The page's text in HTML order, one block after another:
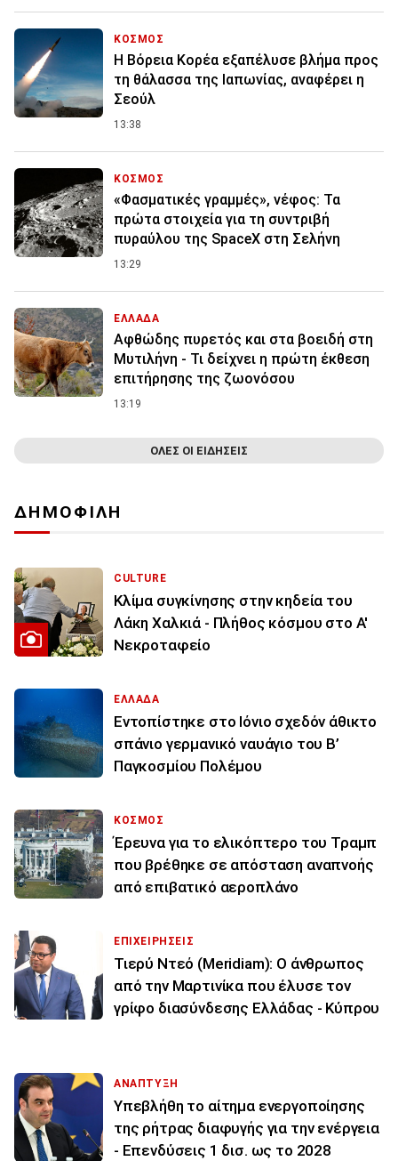
ΚΟΣΜΟΣ
Η Βόρεια Κορέα εξαπέλυσε βλήμα προς
τη θάλασσα της Ιαπωνίας, αναφέρει η
Σεούλ
13:38
ΚΟΣΜΟΣ
«Φασματικές γραμμές», νέφος: Τα
πρώτα στοιχεία για τη συντριβή
πυραύλου της SpaceX στη Σελήνη
13:29
ΕΛΛΑΔΑ
Αφθώδης πυρετός και στα βοειδή στη
Μυτιλήνη - Τι δείχνει η πρώτη έκθεση
επιτήρησης της ζωονόσου
13:19
ΟΛΕΣ ΟΙ ΕΙΔΗΣΕΙΣ
ΔΗΜΟΦΙΛΗ
CULTURE
Κλίμα συγκίνησης στην κηδεία του
Λάκη Χαλκιά - Πλήθος κόσμου στο Α'
Νεκροταφείο
ΕΛΛΑΔΑ
Εντοπίστηκε στο Ιόνιο σχεδόν άθικτο
σπάνιο γερμανικό ναυάγιο του Β’
Παγκοσμίου Πολέμου
ΚΟΣΜΟΣ
Έρευνα για το ελικόπτερο του Τραμπ
που βρέθηκε σε απόσταση αναπνοής
από επιβατικό αεροπλάνο
ΕΠΙΧΕΙΡΗΣΕΙΣ
Τιερύ Ντεό (Meridiam): Ο άνθρωπος
από την Μαρτινίκα που έλυσε τον
γρίφο διασύνδεσης Ελλάδας - Κύπρου
ΑΝΑΠΤΥΞΗ
Υπεβλήθη το αίτημα ενεργοποίησης
της ρήτρας διαφυγής για την ενέργεια
- Επενδύσεις 1 δισ. ως το 2028